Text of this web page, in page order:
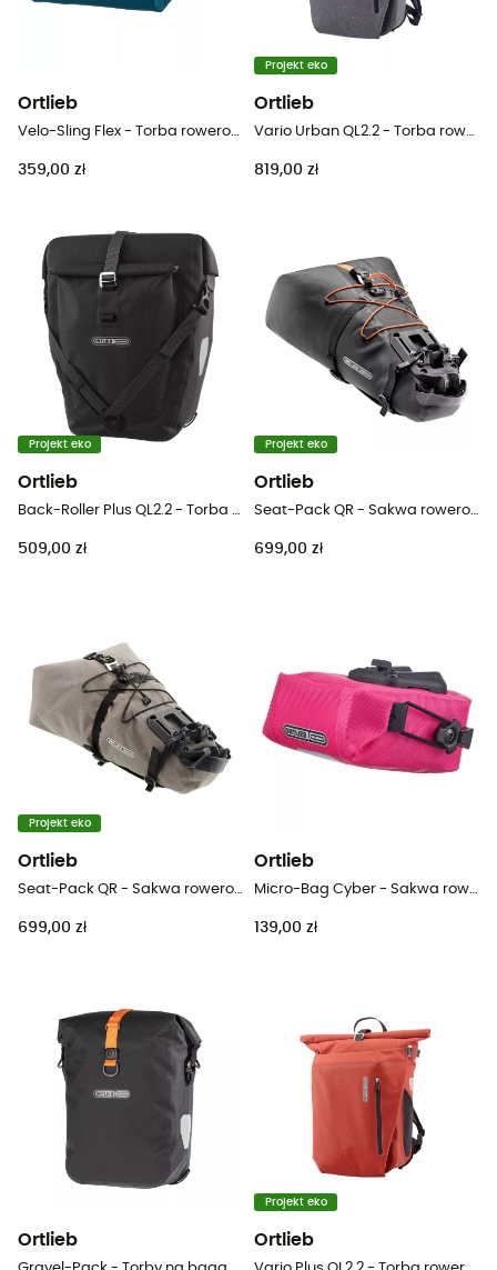
Ortlieb
Velo-Sling Flex - Torba rowerowa
359,00 zł
Projekt eko
Ortlieb
Vario Urban QL2.2 - Torba rowerowa
819,00 zł
Projekt eko
Ortlieb
Back-Roller Plus QL2.2 - Torba rowerowa
509,00 zł
Projekt eko
Ortlieb
Seat-Pack QR - Sakwa rowerowa pod siodełko
699,00 zł
Projekt eko
Ortlieb
Seat-Pack QR - Sakwa rowerowa pod siodełko
699,00 zł
Ortlieb
Micro-Bag Cyber - Sakwa rowerowa pod siodełko
139,00 zł
Ortlieb
Projekt eko
Ortlieb